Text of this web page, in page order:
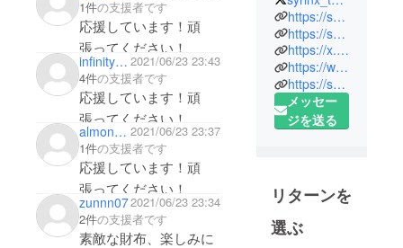
1件の支援者です
応援しています！頑
張ってください！
infinity310 2021/06/23 23:43
4件の支援者です
応援しています！頑
張ってください！
almond0142 2021/06/23 23:37
1件の支援者です
応援しています！頑
張ってください！
zunnn072021/06/23 23:34
2件の支援者です
素敵な財布、楽しみに
ブランド
SYRINXを設
立する。
1972 兵庫県
加古川市生
まれ。1996
東京大学工
1998 東京大
学大学院修
士課程修
https://syrinx.audio
https://syrinx.audio/collections/mini-wallets
https://x.com/syrinx_tokyo
https://www.instagram.com/syrinx_tokyo/
https://synapse.co.jp
メッセー
ジを送る
リターンを
選ぶ